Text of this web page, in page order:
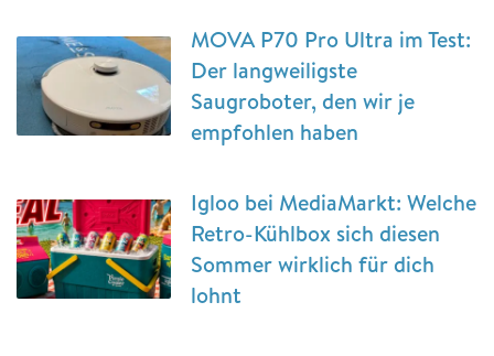
MOVA P70 Pro Ultra im Test:
Der langweiligste
Saugroboter, den wir je
empfohlen haben
Igloo bei MediaMarkt: Welche
Retro-Kühlbox sich diesen
Sommer wirklich für dich
lohnt